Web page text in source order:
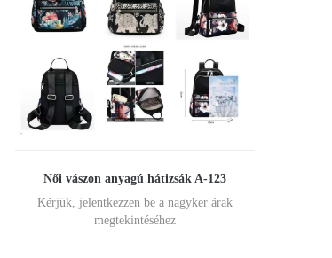
Női vászon anyagú hátizsák A-123
Kérjük, jelentkezzen be a nagyker árak
megtekintéséhez